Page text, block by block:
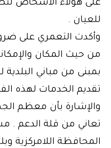
على هؤلاء الاشخاص
للعيان .
وأكدت التعمري على
من حيث المكان
بمبنى من مباني
تقديم الخدمات لهذه
والإشارة بأن معظم
تعاني من قلة الدعم .
المحافظة اللامركزية